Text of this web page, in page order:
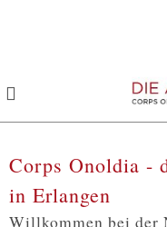
Toggle
Corps Onoldia -
in Erlangen
Willkommen bei der